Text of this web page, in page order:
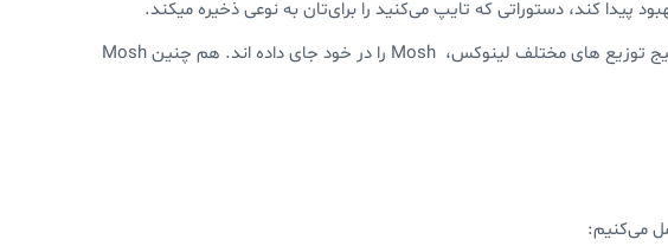
نصب Mosh تقریبا خیلی ساده است بوده و مدیریت پکیج توزیع های مختلف لینوکس، Mosh را در خود جای داده اند. هم چنین Mosh
می‌کنیم: